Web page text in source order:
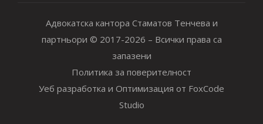
Адвокатска кантора Стаматов Тенчева и
партньори © 2017-2026 – Всички права са
запазени
Политика за поверителност
Уеб разработка и Оптимизация от FoxCode
Studio